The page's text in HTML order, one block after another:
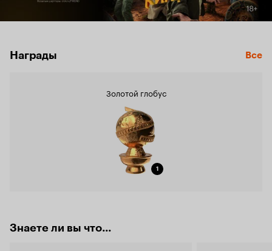
Награды Все
Золотой глобус
1
Знаете ли вы что...